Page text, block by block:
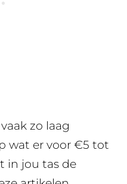
zo laag
wat er voor €5 tot
in jou tas de